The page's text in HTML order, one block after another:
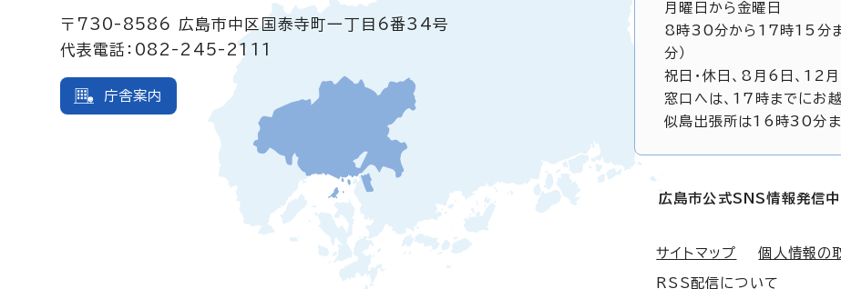
〒730-8586
広島市中区国泰寺町一丁目6番34号
代表電話：082-245-2111
庁舎案内
月曜日から金曜日
8時30分から17時15分ま
分）
祝日・休日、8月6日、12
窓口へは、17時までにお越
似島出張所は16時30分ま
広島市公式SNS情報発信中
サイトマップ 個人情報の
RSS配信について